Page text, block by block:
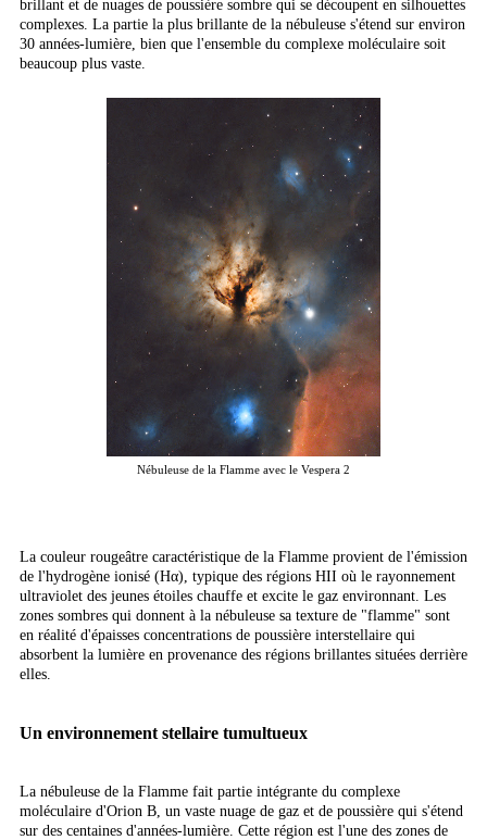
brillant et de nuages de poussière sombre qui se découpent en silhouettes
complexes. La partie la plus brillante de la nébuleuse s'étend sur environ
30 années-lumière, bien que l'ensemble du complexe moléculaire soit
beaucoup plus vaste.
Nébuleuse de la Flamme avec le Vespera 2
La couleur rougeâtre caractéristique de la Flamme provient de l'émission
de l'hydrogène ionisé (Hα), typique des régions HII où le rayonnement
ultraviolet des jeunes étoiles chauffe et excite le gaz environnant. Les
zones sombres qui donnent à la nébuleuse sa texture de "flamme" sont
en réalité d'épaisses concentrations de poussière interstellaire qui
absorbent la lumière en provenance des régions brillantes situées derrière
elles.
Un environnement stellaire tumultueux
La nébuleuse de la Flamme fait partie intégrante du complexe
moléculaire d'Orion B, un vaste nuage de gaz et de poussière qui s'étend
sur des centaines d'années-lumière. Cette région est l'une des zones de